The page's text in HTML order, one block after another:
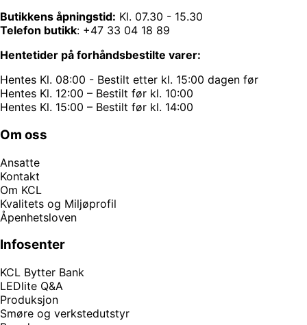
Butikkens åpningstid: Kl. 07.30 - 15.30
Telefon butikk: +47 33 04 18 89
Hentetider på forhåndsbestilte varer:
Hentes Kl. 08:00 - Bestilt etter kl. 15:00 dagen før
Hentes Kl. 12:00 – Bestilt før kl. 10:00
Hentes Kl. 15:00 – Bestilt før kl. 14:00
Om oss
Ansatte
Kontakt
Om KCL
Kvalitets og Miljøprofil
Åpenhetsloven
Infosenter
KCL Bytter Bank
LEDlite Q&A
Produksjon
Smøre og verkstedutstyr